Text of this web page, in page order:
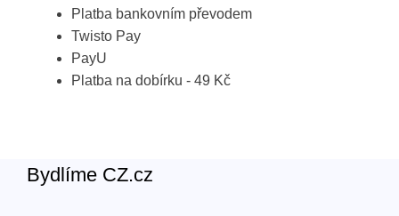
Platba bankovním převodem
Twisto Pay
PayU
Platba na dobírku - 49 Kč
Bydlíme CZ.cz